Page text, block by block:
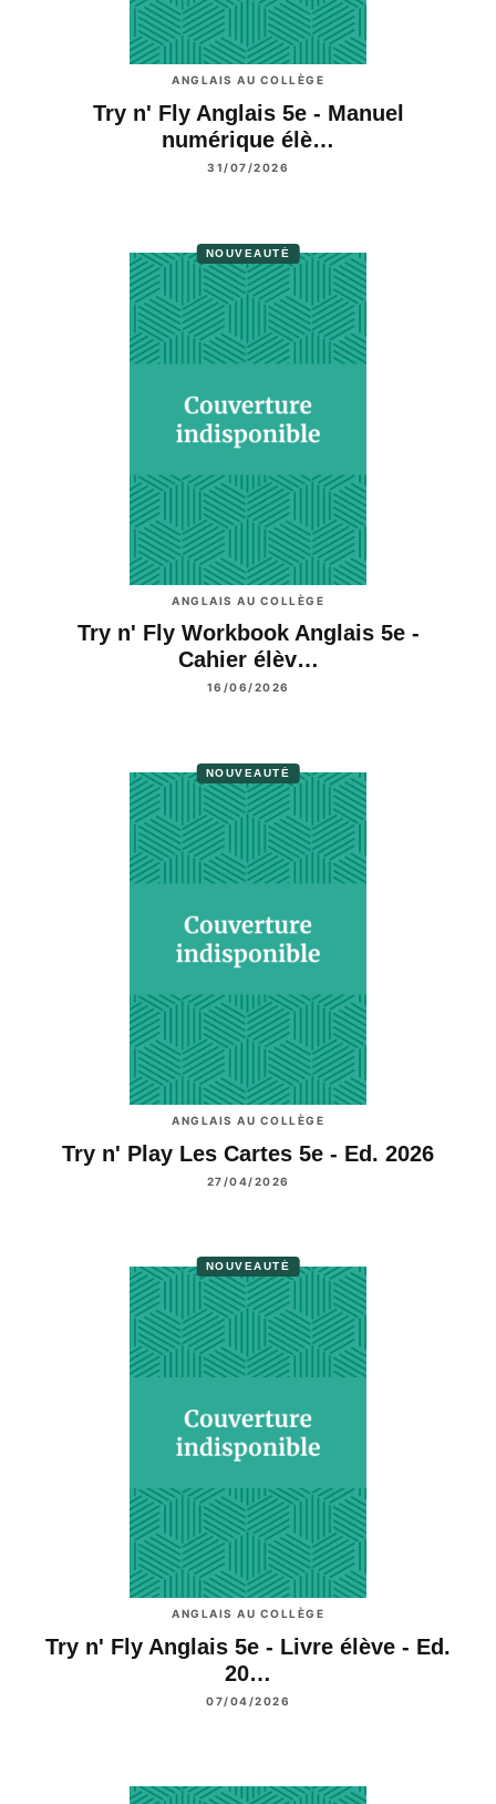
ANGLAIS AU COLLÈGE
Try n' Fly Anglais 5e - Manuel
numérique élè…
31/07/2026
NOUVEAUTÉ
ANGLAIS AU COLLÈGE
Try n' Fly Workbook Anglais 5e -
Cahier élèv…
16/06/2026
NOUVEAUTÉ
ANGLAIS AU COLLÈGE
Try n' Play Les Cartes 5e - Ed. 2026
27/04/2026
NOUVEAUTÉ
ANGLAIS AU COLLÈGE
Try n' Fly Anglais 5e - Livre élève - Ed.
20…
07/04/2026